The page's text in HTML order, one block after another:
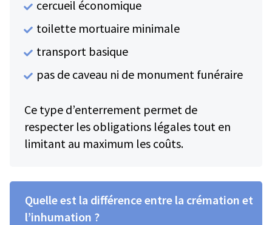
cercueil économique
toilette mortuaire minimale
transport basique
pas de caveau ni de monument funéraire
Ce type d’enterrement permet de
respecter les obligations légales tout en
limitant au maximum les coûts.
Quelle est la différence entre la crémation et
l’inhumation ?